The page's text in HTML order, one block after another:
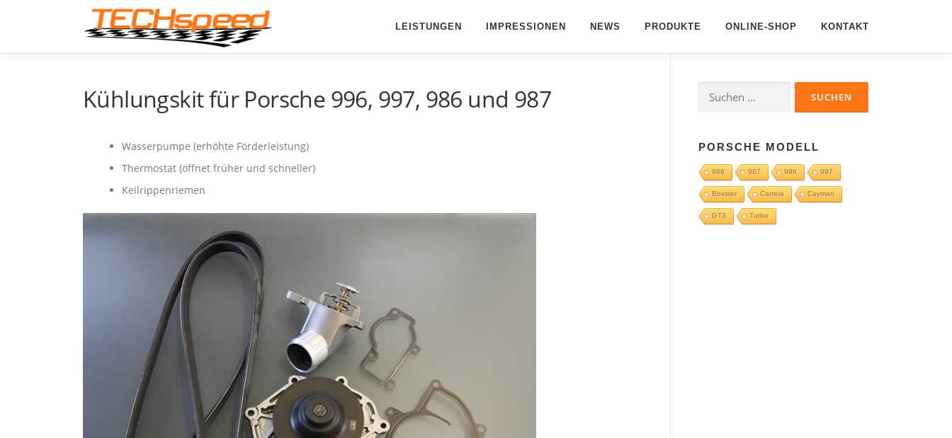
LEISTUNGEN IMPRESSIONEN NEWS PRODUKTE ONLINE-SHOP KONTAKT
Kühlungskit für Porsche 996, 997, 986 und 987
Wasserpumpe (erhöhte Förderleistung)
Thermostat (öffnet früher und schneller)
Keilrippenriemen
Suchen
nach:
PORSCHE MODELL
986 987 996 997
Boxster Carrera Cayman
GT3 Turbo